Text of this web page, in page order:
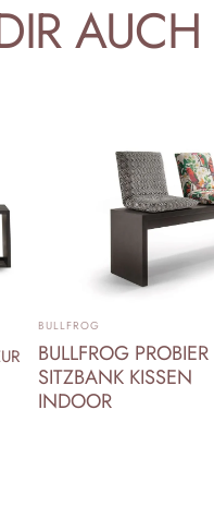
AUCH
ANBIETER:
BULLFROG
BULLFROG PROBIER
SITZBANK KISSEN
INDOOR